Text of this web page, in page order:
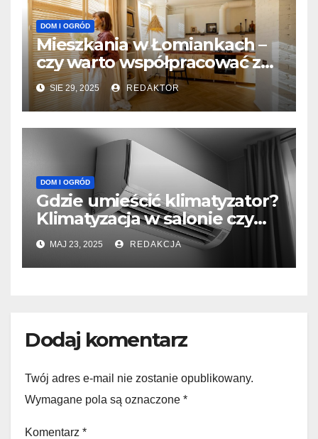
DOM I OGRÓD
Mieszkania w Łomiankach –
czy warto współpracować z
deweloperem z Warszawy?
SIE 29, 2025 REDAKTOR
DOM I OGRÓD
Gdzie umieścić klimatyzator?
Klimatyzacja w salonie czy
sypialni
MAJ 23, 2025 REDAKCJA
Dodaj komentarz
Twój adres e-mail nie zostanie opublikowany.
Wymagane pola są oznaczone *
Komentarz *